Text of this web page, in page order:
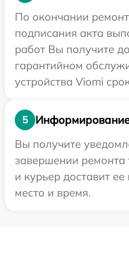
По окончании
подписания акта
работ Вы получите
гарантийном
устройства Viomi
5
Информирование
Вы получите
завершении ремонта
и курьер доставит
место и время.